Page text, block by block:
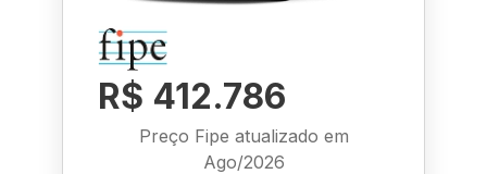
R$ 412.786
Preço Fipe atualizado em
Ago/2026